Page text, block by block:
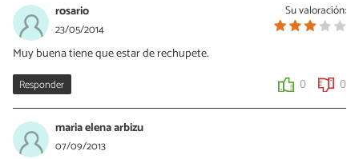
Su valoración:
rosario
23/05/2014
Muy buena tiene que estar de rechupete.
Responder 0 0
maria elena arbizu
07/09/2013